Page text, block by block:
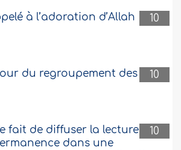
10
à l’adoration d’Allah
10
du regroupement des
10
fait de diffuser la lecture
dans une